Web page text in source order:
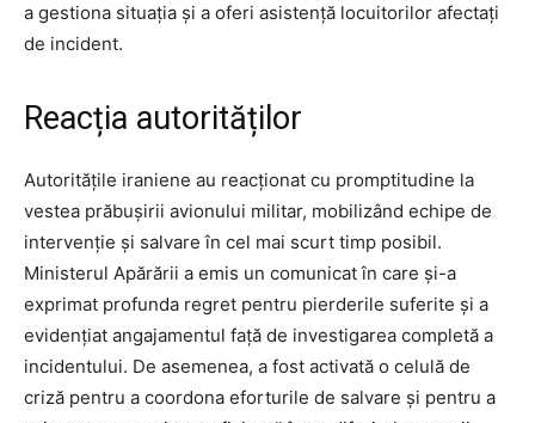
a gestiona situația și a oferi asistență locuitorilor afectați
de incident.
Reacția autorităților
Autoritățile iraniene au reacționat cu promptitudine la
vestea prăbușirii avionului militar, mobilizând echipe de
intervenție și salvare în cel mai scurt timp posibil.
Ministerul Apărării a emis un comunicat în care și-a
exprimat profunda regret pentru pierderile suferite și a
evidențiat angajamentul față de investigarea completă a
incidentului. De asemenea, a fost activată o celulă de
criză pentru a coordona eforturile de salvare și pentru a